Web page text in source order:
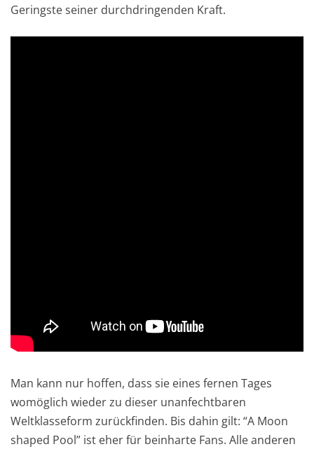
Geringste seiner durchdringenden Kraft.
Man kann nur hoffen, dass sie eines fernen Tages
womöglich wieder zu dieser unanfechtbaren
Weltklasseform zurückfinden. Bis dahin gilt: “A Moon
shaped Pool” ist eher für beinharte Fans. Alle anderen